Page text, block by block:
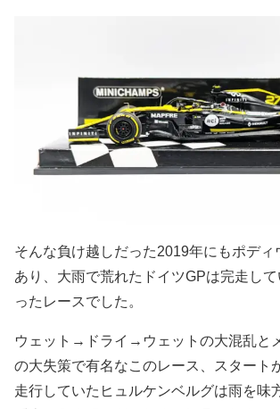
そんな負け越しだった2019年にもポディ
あり、大雨で荒れたドイツGPは完走し
ったレースでした。
ウェット→ドライ→ウェットの大混乱と
の大失策で有名なこのレース、スタート
走行していたヒュルケンベルグは雨を味